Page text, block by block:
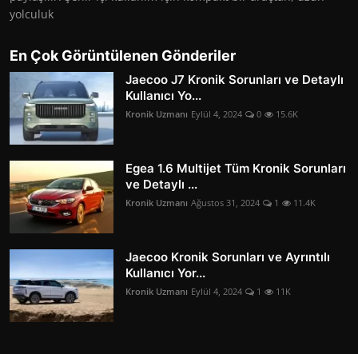
yolculuk
En Çok Görüntülenen Gönderiler
Jaecoo J7 Kronik Sorunları ve Detaylı
Kullanıcı Yo...
Kronik Uzmanı Eylül 4, 2024 0 15.6K
Egea 1.6 Multijet Tüm Kronik Sorunları
ve Detaylı ...
Kronik Uzmanı Ağustos 31, 2024 1 11.4K
Jaecoo Kronik Sorunları ve Ayrıntılı
Kullanıcı Yor...
Kronik Uzmanı Eylül 4, 2024 1 11K